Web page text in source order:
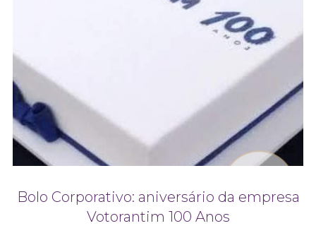
Bolo Corporativo: aniversário da empresa
Votorantim 100 Anos